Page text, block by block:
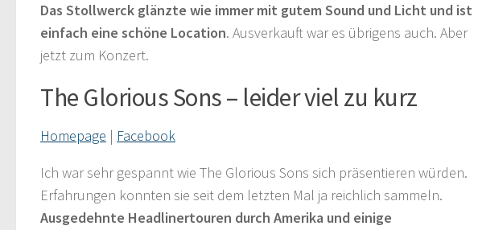
Das Stollwerck glänzte wie immer mit gutem Sound und Licht und ist
einfach eine schöne Location. Ausverkauft war es übrigens auch. Aber
jetzt zum Konzert.
The Glorious Sons – leider viel zu kurz
Homepage | Facebook
Ich war sehr gespannt wie The Glorious Sons sich präsentieren würden.
Erfahrungen konnten sie seit dem letzten Mal ja reichlich sammeln.
Ausgedehnte Headlinertouren durch Amerika und einige